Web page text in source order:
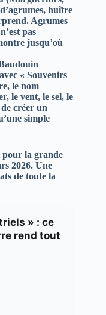
huître
Agrumes
pas
jusqu’où
« Souvenirs
le nom
le vent, le sel, le
créer un
simple
pour la grande
2026. Une
de toute la
» : ce
rend tout